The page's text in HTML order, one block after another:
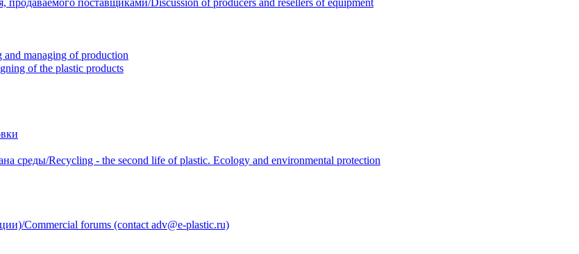
managing of production
of the plastic products
среды/Recycling - the second life of plastic. Ecology and environmental protection
Commercial forums (contact adv@e-plastic.ru)